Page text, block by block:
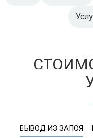
ВЫВОД ИЗ ЗАПОЯ